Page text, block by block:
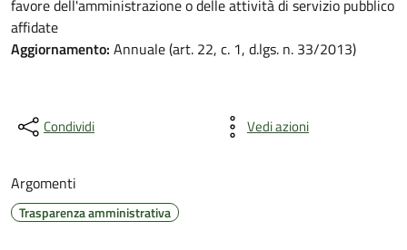
favore dell'amministrazione o delle attività di servizio pubblico
affidate
Aggiornamento: Annuale (art. 22, c. 1, d.lgs. n. 33/2013)
Condividi Vedi azioni
Argomenti
Trasparenza amministrativa